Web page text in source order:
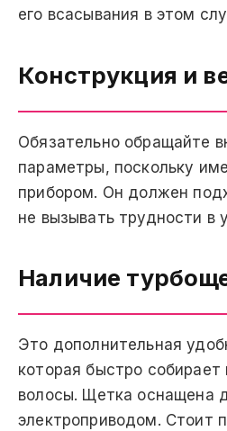
его всасывания в этом
Конструкция и
Обязательно обращайте
параметры, поскольку
прибором. Он должен
не вызывать трудности в
Наличие
Это дополнительная
которая быстро
волосы. Щетка оснащена
электроприводом. Стоит